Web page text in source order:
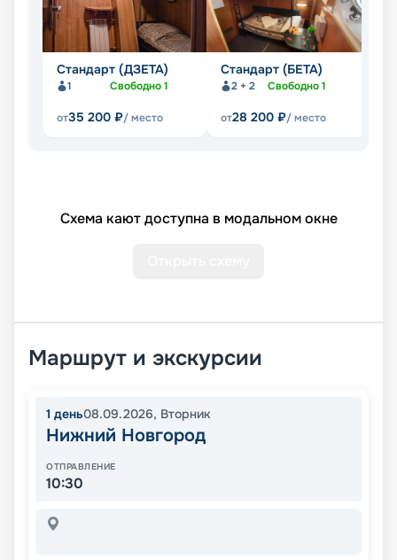
Стандарт (ДЗЕТА)
1 Свободно1
от35 200 ₽/ место
Стандарт (БЕТА)
2 + 2 Свободно1
от28 200 ₽/ место
Схема кают доступна в модальном окне
Маршрут и экскурсии
1 день08.09.2026, Вторник
Нижний Новгород
ОТПРАВЛЕНИЕ
10:30